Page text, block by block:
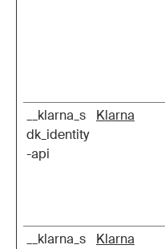
__klarna_s
dk_identity
-api
Klarna
__klarna_s
Klarna